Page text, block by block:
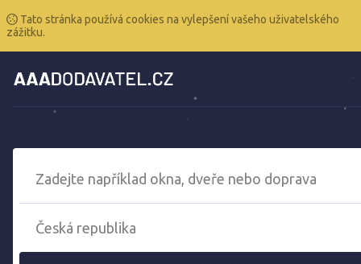
Tato stránka používá cookies na vylepšení vašeho uživatelského
zážitku.